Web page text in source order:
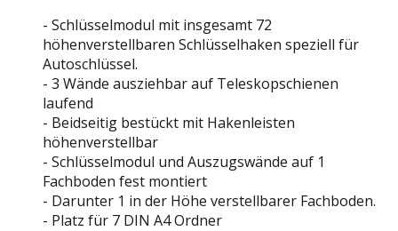
- Schlüsselmodul mit insgesamt 72
höhenverstellbaren Schlüsselhaken speziell für
Autoschlüssel.
- 3 Wände ausziehbar auf Teleskopschienen
laufend
- Beidseitig bestückt mit Hakenleisten
höhenverstellbar
- Schlüsselmodul und Auszugswände auf 1
Fachboden fest montiert
- Darunter 1 in der Höhe verstellbarer Fachboden.
- Platz für 7 DIN A4 Ordner